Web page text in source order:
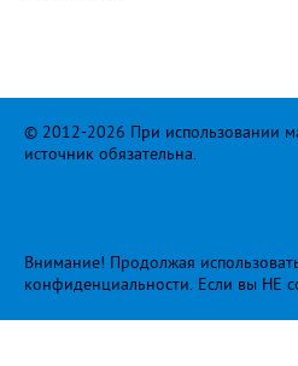
© 2012-2026 При использовании
источник обязательна.
Внимание! Продолжая
конфиденциальности. Если вы НЕ